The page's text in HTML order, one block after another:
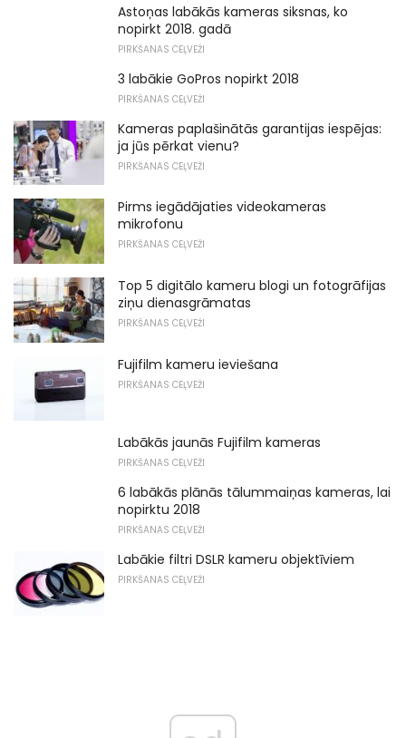
Astoņas labākās kameras siksnas, ko
nopirkt 2018. gadā
PIRKŠANAS CEĻVEŽI
3 labākie GoPros nopirkt 2018
PIRKŠANAS CEĻVEŽI
Kameras paplašinātās garantijas iespējas:
ja jūs pērkat vienu?
PIRKŠANAS CEĻVEŽI
Pirms iegādājaties videokameras
mikrofonu
PIRKŠANAS CEĻVEŽI
Top 5 digitālo kameru blogi un fotogrāfijas
ziņu dienasgrāmatas
PIRKŠANAS CEĻVEŽI
Fujifilm kameru ieviešana
PIRKŠANAS CEĻVEŽI
Labākās jaunās Fujifilm kameras
PIRKŠANAS CEĻVEŽI
6 labākās plānās tālummaiņas kameras, lai
nopirktu 2018
PIRKŠANAS CEĻVEŽI
Labākie filtri DSLR kameru objektīviem
PIRKŠANAS CEĻVEŽI